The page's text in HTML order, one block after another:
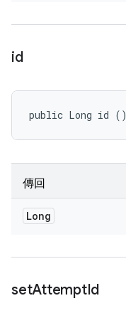
id
public Long id ()
傳回
Long
setAttemptId